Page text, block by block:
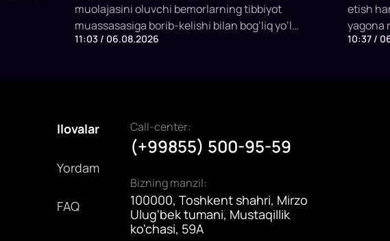
mumkin
muolajasini oluvchi bemorlarning tibbiyot
muassasasiga borib-kelishi bilan bog‘liq yo‘l
xarajatlarini davlat budjeti hisobidan qoplashning
11:03 / 06.08.2026
ishga
etish
yagona
etildi.
10:37 /
Ilovalar
Yordam
FAQ
Call-center:
(+99855) 500-95-59
Bizning manzil:
100000, Toshkent shahri, Mirzo
Ulug'bek tumani, Mustaqillik
ko'chasi, 59A